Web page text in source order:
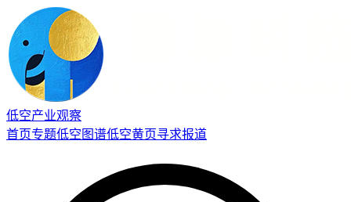
低空产业观察
首页专题低空图谱低空黄页寻求报道